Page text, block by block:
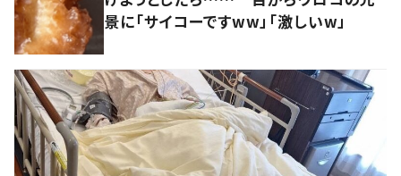
景に「サイコーですww」「激しいw」